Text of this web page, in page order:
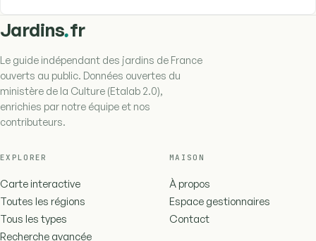
Jardins.fr
Le guide indépendant des jardins de France
ouverts au public. Données ouvertes du
ministère de la Culture (Etalab 2.0),
enrichies par notre équipe et nos
contributeurs.
EXPLORER
Carte interactive
Toutes les régions
Tous les types
Recherche avancée
MAISON
À propos
Espace gestionnaires
Contact